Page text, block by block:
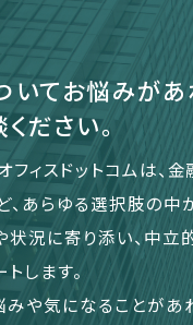
てお悩みがあ
ださい。
フィスドットコムは、
、あらゆる選択肢の中か
況に寄り添い、中立
します。
や気になることがあ